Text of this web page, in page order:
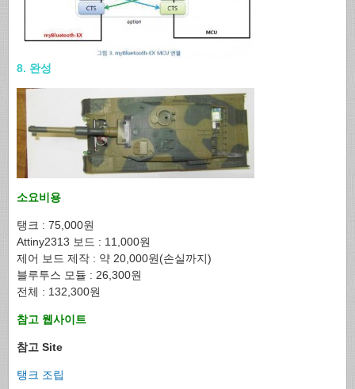
8. 완성
소요비용
탱크 : 75,000원
Attiny2313 보드 : 11,000원
제어 보드 제작 : 약 20,000원(손실까지)
블루투스 모듈 : 26,300원
전체 : 132,300원
참고 웹사이트
참고 Site
탱크 조립